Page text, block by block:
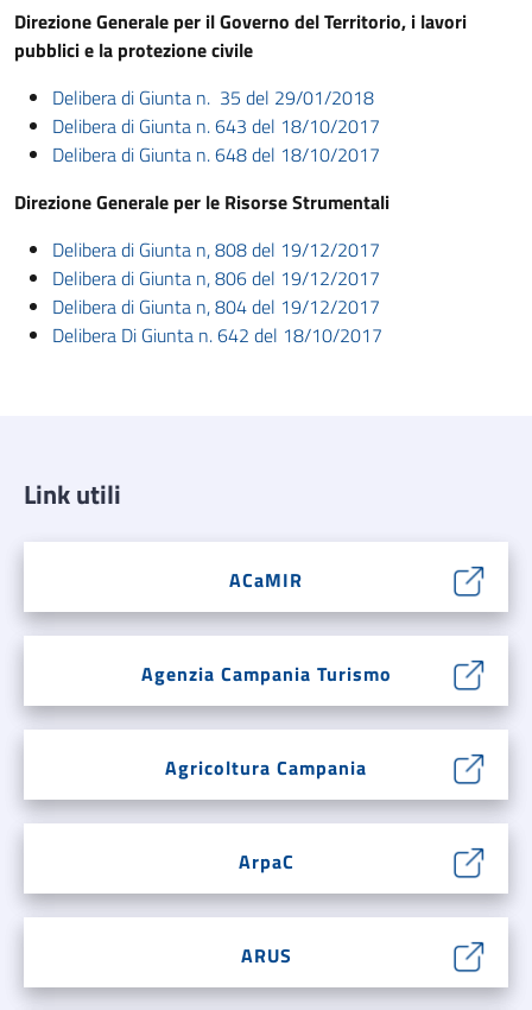
Direzione Generale per il Governo del Territorio, i lavori
pubblici e la protezione civile
Delibera di Giunta n. 35 del 29/01/2018
Delibera di Giunta n. 643 del 18/10/2017
Delibera di Giunta n. 648 del 18/10/2017
Direzione Generale per le Risorse Strumentali
Delibera di Giunta n, 808 del 19/12/2017
Delibera di Giunta n, 806 del 19/12/2017
Delibera di Giunta n, 804 del 19/12/2017
Delibera Di Giunta n. 642 del 18/10/2017
Link utili
ACaMIR
Agenzia Campania Turismo
Agricoltura Campania
ArpaC
ARUS